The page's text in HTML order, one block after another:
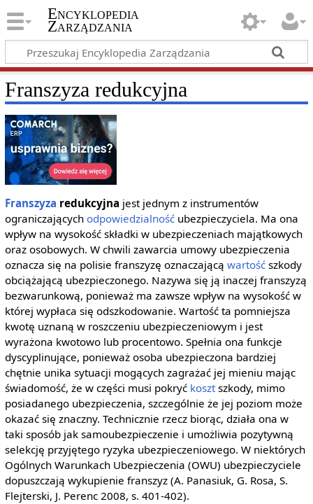
Encyklopedia
Zarządzania
Franszyza redukcyjna
Franszyza redukcyjna jest jednym z instrumentów
ograniczających odpowiedzialnośćubezpieczyciela. Ma ona
wpływ na wysokość składki w ubezpieczeniach majątkowych
oraz osobowych. W chwili zawarcia umowy ubezpieczenia
oznacza się na polisie franszyzę oznaczającą wartośćszkody
obciążającą ubezpieczonego. Nazywa się ją inaczej franszyzą
bezwarunkową, ponieważ ma zawsze wpływ na wysokość w
której wypłaca się odszkodowanie. Wartość ta pomniejsza
kwotę uznaną w roszczeniu ubezpieczeniowym i jest
wyrażona kwotowo lub procentowo. Spełnia ona funkcje
dyscyplinujące, ponieważ osoba ubezpieczona bardziej
chętnie unika sytuacji mogących zagrażać jej mieniu mając
świadomość, że w części musi pokryć kosztszkody, mimo
posiadanego ubezpieczenia, szczególnie że jej poziom może
okazać się znaczny. Technicznie rzecz biorąc, działa ona w
taki sposób jak samoubezpieczenie i umożliwia pozytywną
selekcję przyjętego ryzyka ubezpieczeniowego. W niektórych
Ogólnych Warunkach Ubezpieczenia (OWU) ubezpieczyciele
dopuszczają wykupienie franszyz (A. Panasiuk, G. Rosa, S.
Flejterski, J. Perenc 2008, s. 401-402).